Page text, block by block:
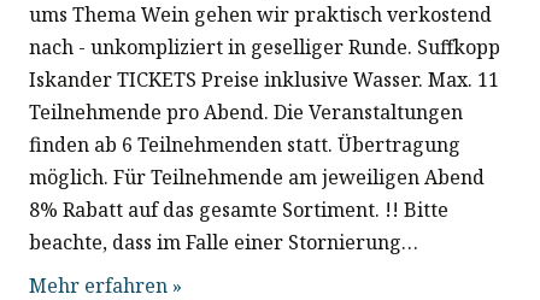
ums Thema Wein gehen wir praktisch verkostend
nach - unkompliziert in geselliger Runde. Suffkopp
Iskander TICKETS Preise inklusive Wasser. Max. 11
Teilnehmende pro Abend. Die Veranstaltungen
finden ab 6 Teilnehmenden statt. Übertragung
möglich. Für Teilnehmende am jeweiligen Abend
8% Rabatt auf das gesamte Sortiment. !! Bitte
beachte, dass im Falle einer Stornierung…
Mehr erfahren »